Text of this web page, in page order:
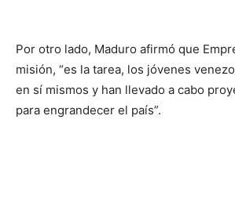
Por otro lado, Maduro afirmó que
misión, “es la tarea, los jóvenes
en sí mismos y han llevado a cabo
para engrandecer el país”.